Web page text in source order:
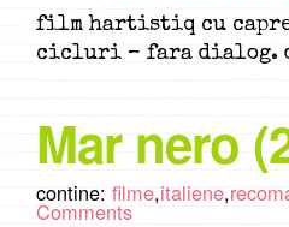
film hartistiq cu
cicluri – fara dialog.
Mar nero
contine: filme,italiene,
Comments